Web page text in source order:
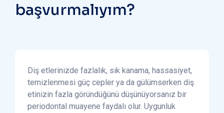
başvurmalıyım?
Diş etlerinizde fazlalık, sık kanama, hassasiyet,
temizlenmesi güç cepler ya da gülümserken diş
etinizin fazla göründüğünü düşünüyorsanız bir
periodontal muayene faydalı olur. Uygunluk